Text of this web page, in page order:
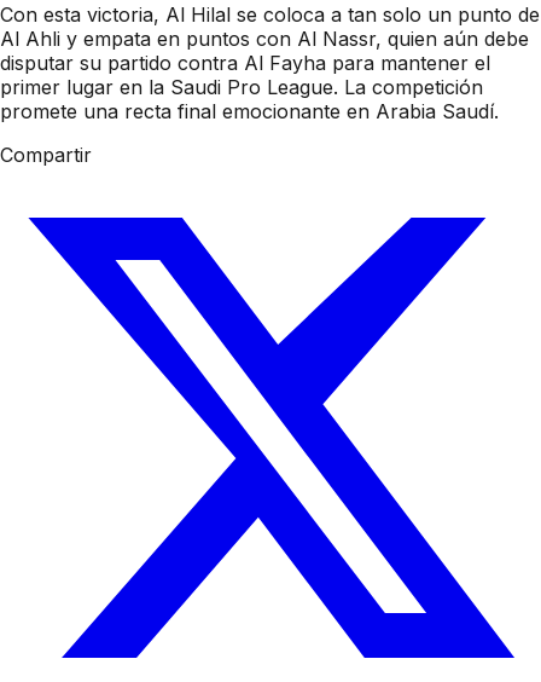
Con esta victoria, Al Hilal se coloca a tan solo un punto de
Al Ahli y empata en puntos con Al Nassr, quien aún debe
disputar su partido contra Al Fayha para mantener el
primer lugar en la Saudi Pro League. La competición
promete una recta final emocionante en Arabia Saudí.
Compartir